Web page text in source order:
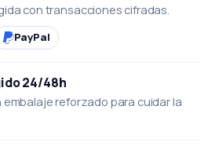
con transacciones cifradas.
PayPal
24/48h
embalaje reforzado para cuidar la